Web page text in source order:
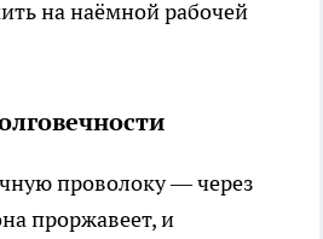
на наёмной рабочей
проволоку — через
проржавеет, и